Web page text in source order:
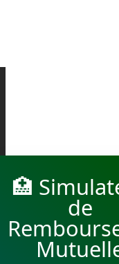
🏥
de